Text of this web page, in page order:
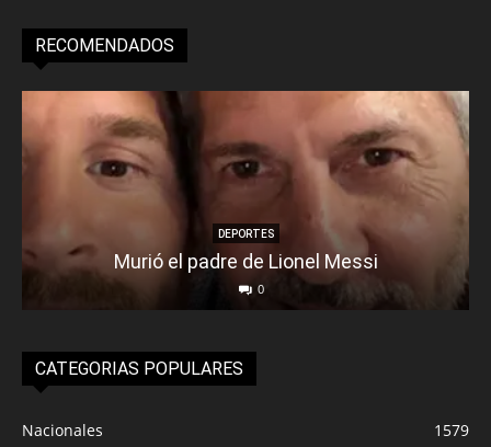
RECOMENDADOS
DEPORTES
Murió el padre de Lionel Messi
0
CATEGORIAS POPULARES
Nacionales
1579